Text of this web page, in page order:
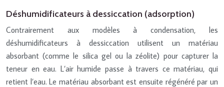
Déshumidificateurs à dessiccation (adsorption)
Contrairement aux modèles à condensation, les
déshumidificateurs à dessiccation utilisent un matériau
absorbant (comme le silica gel ou la zéolite) pour capturer la
teneur en eau. L’air humide passe à travers ce matériau, qui
retient l’eau. Le matériau absorbant est ensuite régénéré par un